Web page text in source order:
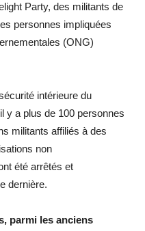
Party, des militants de
personnes impliquées
(ONG)
intérieure du
y a plus de 100 personnes
militants affiliés à des
non
été arrêtés et
dernière.
parmi les anciens